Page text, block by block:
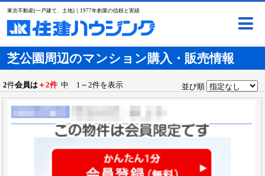
東京不動産(一戸建て、土地)｜1977年創業の信頼と実績
芝公園周辺のマンション購入・販売情報
2件会員は ＋2件 中 1～2件を表示 並び順